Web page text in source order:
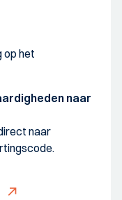
op het
naar
naar